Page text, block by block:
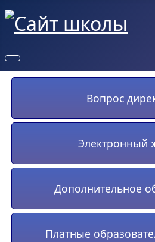
Вопрос
Электронный
Дополнительное
Платные